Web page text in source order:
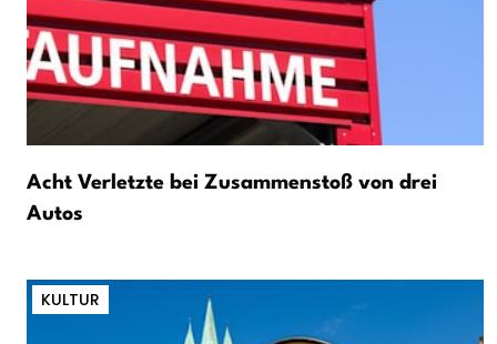
Acht Verletzte bei Zusammenstoß von drei
Autos
KULTUR